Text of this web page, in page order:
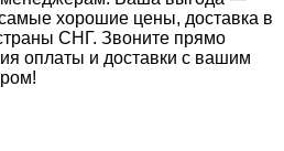
хорошие цены, доставка в
СНГ. Звоните прямо
оплаты и доставки с вашим